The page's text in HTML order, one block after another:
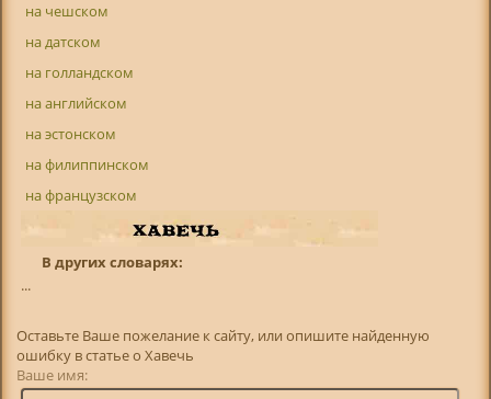
на чешском
на датском
на голландском
на английском
на эстонском
на филиппинском
на французском
В других словарях:
...
Оставьте Ваше пожелание к сайту, или опишите найденную
ошибку в статье о Хавечь
Ваше имя: